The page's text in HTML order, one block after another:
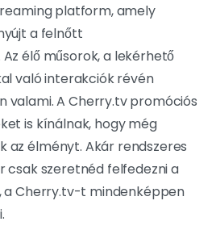
platform, amely
a felnőtt
élő műsorok, a lekérhető
való interakciók révén
valami. A Cherry.tv promóciós
is kínálnak, hogy még
az élményt. Akár rendszeres
csak szeretnéd felfedezni a
a Cherry.tv-t mindenképpen